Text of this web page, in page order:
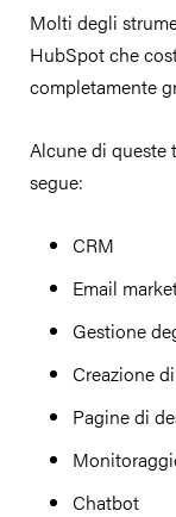
Molti degli
HubSpot che
completamente
Alcune di
segue:
CRM
Email
Gestione
Creazione
Pagine di
Chatbot